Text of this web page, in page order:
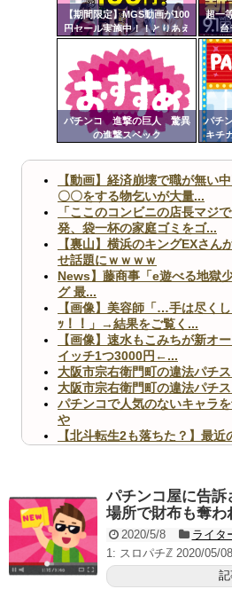
Powered by livedoor 相互RSS
【期間限定】MGS動画が100
円セール実施中！！とりあえ
ず全部買うやろｗｗｗｗｗ
超一
台
パチンコ 進撃の巨人 驚異
の進撃スペック
パチ
キチ
- 固
ンク
自動
更新
ツー
【動画】経済崩壊で職が無い
〇〇をする物乞いが大量...
「ここのコンビニの店長マジ
発、袋一杯の家庭ゴミをゴ...
【裏山】横浜のキングEXさん
せ話題にｗｗｗｗ
News】藤商事「e遊べる地獄
グ 最...
【画像】美容師「…手は尽く
ｯ！！」→結果をご覧く...
【画像】速水もこみちが新オ
イッチ1つ3000円←...
大阪市宗右衛門町の違法パチ
大阪市宗右衛門町の違法パチ
パチンコで人気のないキャラ
や
【北斗転生2も落ちた？】最
AngelBeats!とかいうクソア
パチンコ屋に告
場所で財布も奪わ
2020/5/8 ライタ
1: スロパチℤ 2020/05/